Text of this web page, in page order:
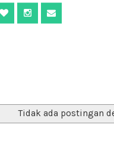
Tidak ada postingan